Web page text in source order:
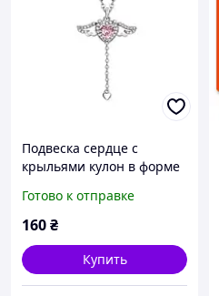
Подвеска сердце с
крыльями кулон в форме
ангельскими с розовым
кристаллом камнем
Готово к отправке
160₴
Купить